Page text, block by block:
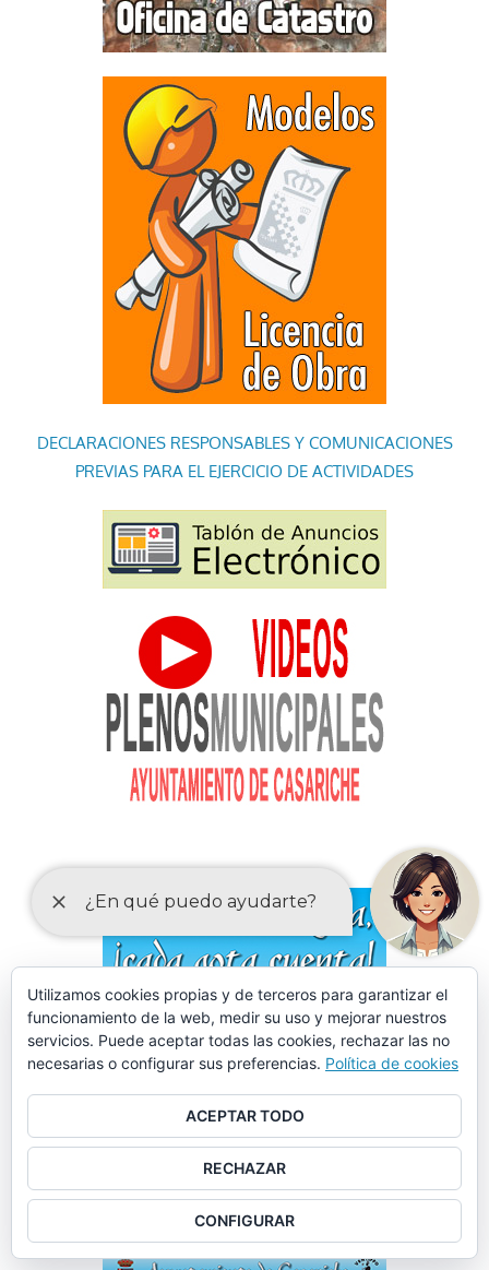
DECLARACIONES RESPONSABLES Y COMUNICACIONES
PREVIAS PARA EL EJERCICIO DE ACTIVIDADES
Utilizamos cookies propias y de terceros para garantizar el
funcionamiento de la web, medir su uso y mejorar nuestros
servicios. Puede aceptar todas las cookies, rechazar las no
necesarias o configurar sus preferencias. Política de cookies
ACEPTAR TODO
RECHAZAR
CONFIGURAR